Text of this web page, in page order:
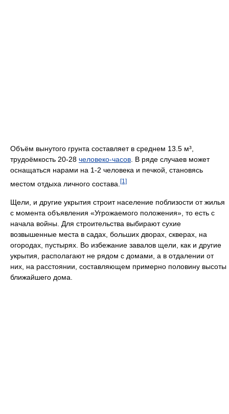
Объём вынутого грунта составляет в среднем 13.5 м³,
трудоёмкость 20-28 человеко-часов . В ряде случаев может
оснащаться нарами на 1-2 человека и печкой, становясь
местом отдыха личного состава. [1]
Щели, и другие укрытия строит население поблизости от жилья
с момента объявления «Угрожаемого положения», то есть с
начала войны. Для строительства выбирают сухие
возвышенные места в садах, больших дворах, скверах, на
огородах, пустырях. Во избежание завалов щели, как и другие
укрытия, располагают не рядом с домами, а в отдалении от
них, на расстоянии, составляющем примерно половину высоты
ближайшего дома.